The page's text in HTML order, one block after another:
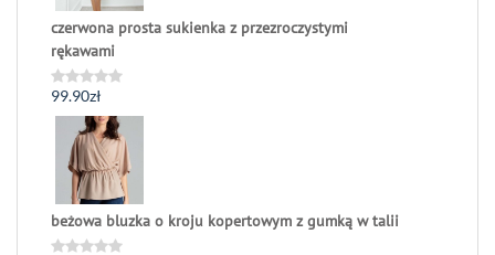
czerwona prosta sukienka z przezroczystymi
rękawami
Oceniono
0
99.90zł
beżowa bluzka o kroju kopertowym z gumką w talii